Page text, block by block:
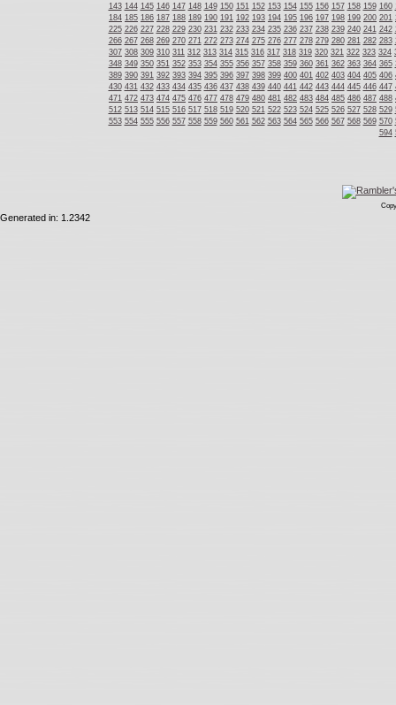
143 144 145 146 147 148 149 150 151 152 153 154 155 156 157 158 159 160
184 185 186 187 188 189 190 191 192 193 194 195 196 197 198 199 200 201
225 226 227 228 229 230 231 232 233 234 235 236 237 238 239 240 241 242
266 267 268 269 270 271 272 273 274 275 276 277 278 279 280 281 282 283
307 308 309 310 311 312 313 314 315 316 317 318 319 320 321 322 323 324
348 349 350 351 352 353 354 355 356 357 358 359 360 361 362 363 364 365
389 390 391 392 393 394 395 396 397 398 399 400 401 402 403 404 405 406
430 431 432 433 434 435 436 437 438 439 440 441 442 443 444 445 446 447
471 472 473 474 475 476 477 478 479 480 481 482 483 484 485 486 487 488
512 513 514 515 516 517 518 519 520 521 522 523 524 525 526 527 528 529
553 554 555 556 557 558 559 560 561 562 563 564 565 566 567 568 569 570
594
Generated in: 1.2342